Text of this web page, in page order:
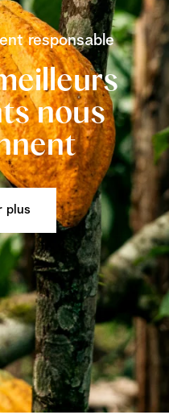
responsable
nous
plus